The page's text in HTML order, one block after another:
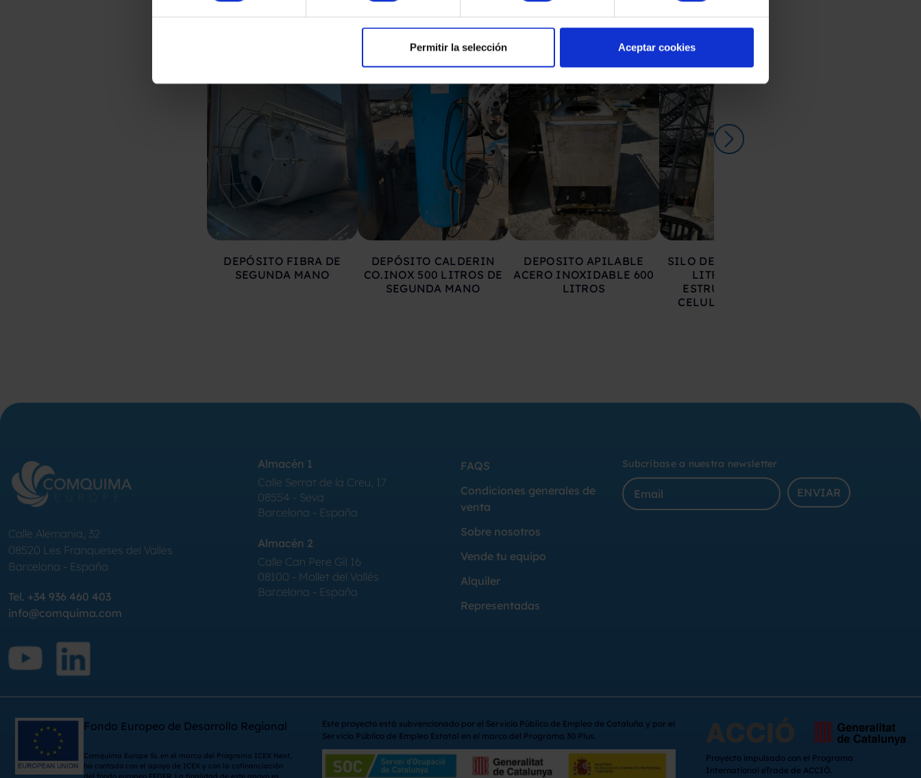
Permitir la selección Aceptar cookies
DEPÓSITO FIBRA DE
SEGUNDA MANO
DEPÓSITO CALDERIN
CO.INOX 500 LITROS DE
SEGUNDA MANO
DEPOSITO APILABLE
ACERO INOXIDABLE 600
LITROS
SILO DE HIERRO 17.000
LITROS SOBRE
ESTRUCTURA CON
CELULAS DE CARGA
Calle Alemania, 32
08520 Les Franqueses del Valles
Barcelona - España
Tel. +34 936 460 403
info@comquima.com
Almacén 1
Calle Serrat de la Creu, 17
08554 - Seva
Barcelona - España
Almacén 2
Calle Can Pere Gil 16
08100 - Mollet del Vallés
Barcelona - España
FAQS
Condiciones generales de
venta
Sobre nosotros
Vende tu equipo
Alquiler
Representadas
Subcribase a nuestra newsletter
ENVIAR
Fondo Europeo de Desarrollo Regional
Comquima Europe SL en el marco del Programa ICEX Next,
ha contado con el apoyo de ICEX y con la cofinanciación
Este proyecto está subvencionado por el Servicio Público de Empleo de Cataluña y por el
Servicio Público de Empleo Estatal en el marco del Programa 30 Plus.
Proyecto impulsado con el Programa
International eTrade de ACCIÓ.